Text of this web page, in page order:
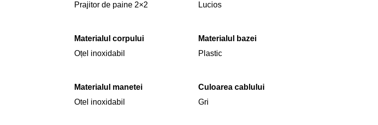
Prajitor de paine 2×2
Lucios
Materialul corpului
Oțel inoxidabil
Materialul bazei
Plastic
Materialul manetei
Otel inoxidabil
Culoarea cablului
Gri